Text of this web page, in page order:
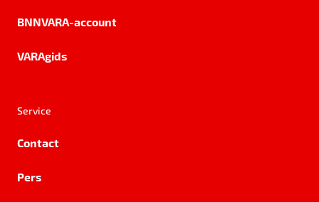
BNNVARA-account
VARAgids
Service
Contact
Pers